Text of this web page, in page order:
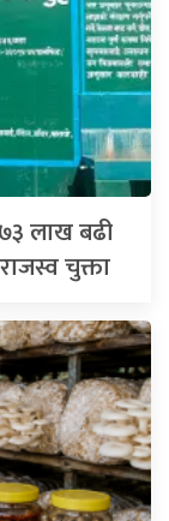
७३ लाख बढी
चुक्ता